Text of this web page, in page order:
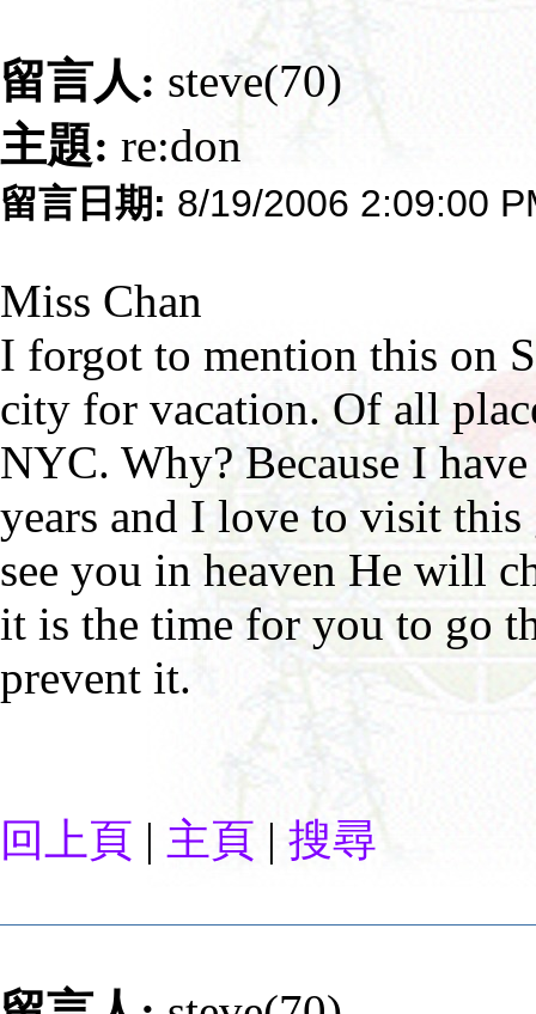
留言人: steve(70)
主題: re:don
留言日期: 8/19/2006 2:09:00
Miss Chan
I forgot to mention this on
city for vacation. Of all
NYC. Why? Because I
years and I love to visit this
see you in heaven He will
it is the time for you to go
prevent it.
回上頁 | 主頁 | 搜尋